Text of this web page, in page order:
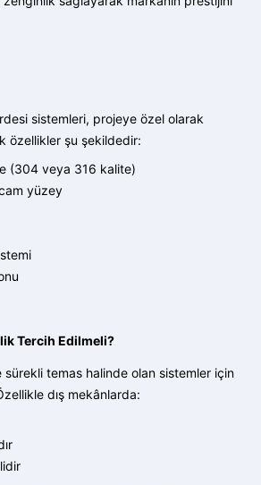
sistemleri, projeye özel olarak
özellikler şu şekildedir:
(304 veya 316 kalite)
yüzey
Tercih Edilmeli?
sürekli temas halinde olan sistemler için
dış mekânlarda: